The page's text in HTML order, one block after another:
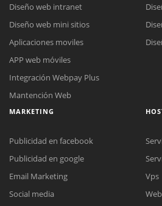
Reunión
Diseño web intranet
Diseño web mini sitios
Aplicaciones moviles
APP web móviles
Integración Webpay Plus
Mantención Web
MARKETING
Publicidad en facebook
Publicidad en google
Email Marketing
Social media
Vps